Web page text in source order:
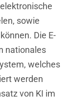
sowie
Die E-
nationales
welches
werden
von KI im